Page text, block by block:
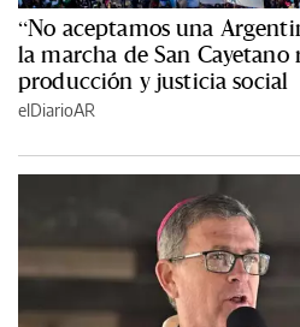
“No aceptamos una
la marcha de San Cayetano
producción y justicia social
elDiarioAR